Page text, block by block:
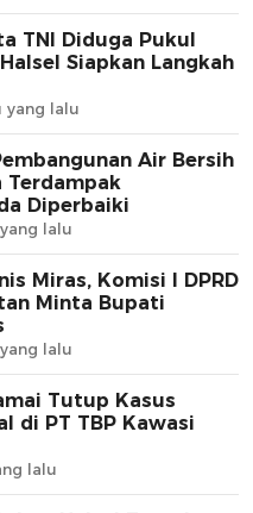
TNI Diduga Pukul
Siapkan Langkah
yang lalu
Air Bersih
Terdampak
Diperbaiki
lalu
Miras, Komisi I DPRD
Minta Bupati
lalu
Tutup Kasus
di PT TBP Kawasi
lalu